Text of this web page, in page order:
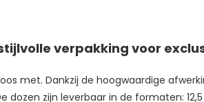
verpakking voor
met. Dankzij de hoogwaardige
zijn leverbaar in de formaten: 12,5